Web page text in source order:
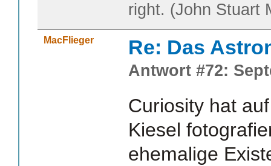
right. (John Stuart
MacFlieger Re: Das
Antwort #72:
Curiosity hat
Kiesel
ehemalige